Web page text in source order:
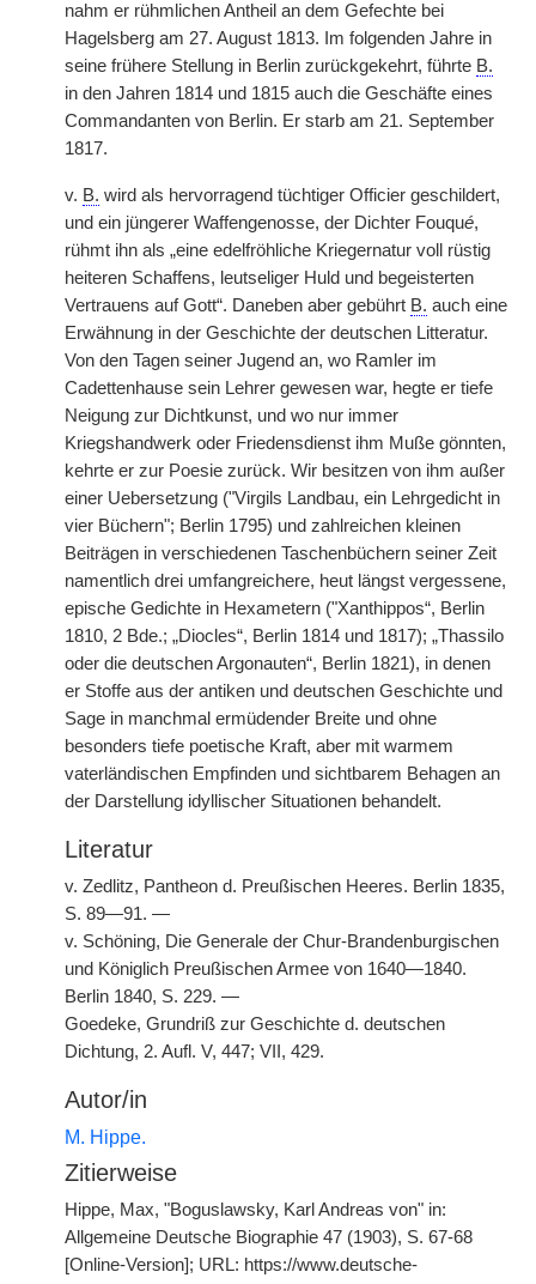
nahm er rühmlichen Antheil an dem Gefechte bei
Hagelsberg am 27. August 1813. Im folgenden Jahre in
seine frühere Stellung in Berlin zurückgekehrt, führte B.
in den Jahren 1814 und 1815 auch die Geschäfte eines
Commandanten von Berlin. Er starb am 21. September
1817.
v. B. wird als hervorragend tüchtiger Officier geschildert,
und ein jüngerer Waffengenosse, der Dichter Fouqué,
rühmt ihn als „eine edelfröhliche Kriegernatur voll rüstig
heiteren Schaffens, leutseliger Huld und begeisterten
Vertrauens auf Gott“. Daneben aber gebührt B. auch eine
Erwähnung in der Geschichte der deutschen Litteratur.
Von den Tagen seiner Jugend an, wo Ramler im
Cadettenhause sein Lehrer gewesen war, hegte er tiefe
Neigung zur Dichtkunst, und wo nur immer
Kriegshandwerk oder Friedensdienst ihm Muße gönnten,
kehrte er zur Poesie zurück. Wir besitzen von ihm außer
einer Uebersetzung ("Virgils Landbau, ein Lehrgedicht in
vier Büchern"; Berlin 1795) und zahlreichen kleinen
Beiträgen in verschiedenen Taschenbüchern seiner Zeit
namentlich drei umfangreichere, heut längst vergessene,
epische Gedichte in Hexametern ("Xanthippos“, Berlin
1810, 2 Bde.; „Diocles“, Berlin 1814 und 1817); „Thassilo
oder die deutschen Argonauten“, Berlin 1821), in denen
er Stoffe aus der antiken und deutschen Geschichte und
Sage in manchmal ermüdender Breite und ohne
besonders tiefe poetische Kraft, aber mit warmem
vaterländischen Empfinden und sichtbarem Behagen an
der Darstellung idyllischer Situationen behandelt.
Literatur
v. Zedlitz, Pantheon d. Preußischen Heeres. Berlin 1835,
S. 89—91. —
v. Schöning, Die Generale der Chur-Brandenburgischen
und Königlich Preußischen Armee von 1640—1840.
Berlin 1840, S. 229. —
Goedeke, Grundriß zur Geschichte d. deutschen
Dichtung, 2. Aufl. V, 447; VII, 429.
Autor/in
M. Hippe.
Zitierweise
Hippe, Max, "Boguslawsky, Karl Andreas von" in:
Allgemeine Deutsche Biographie 47 (1903), S. 67-68
[Online-Version]; URL: https://www.deutsche-